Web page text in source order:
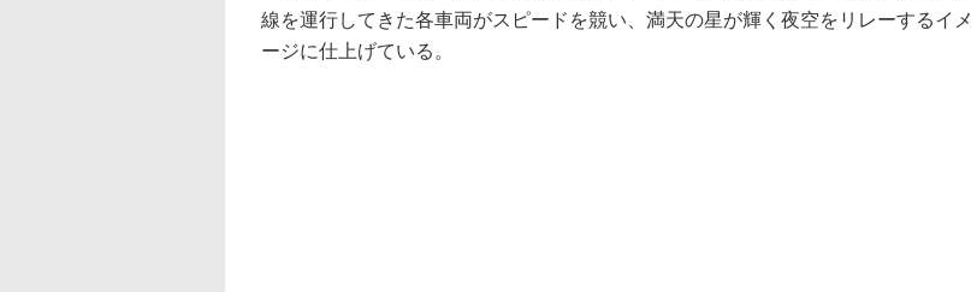
線を運行してきた各車両がスピードを競い、満天の星が輝く夜空をリレーするイメ
ージに仕上げている。